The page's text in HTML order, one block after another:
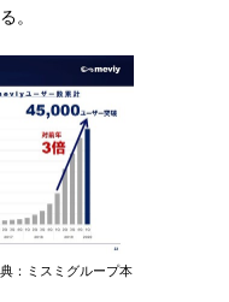
。
：ミスミグループ本